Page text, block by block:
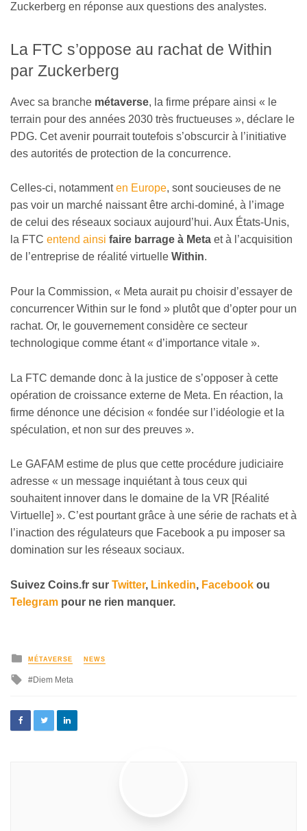
Zuckerberg en réponse aux questions des analystes.
La FTC s’oppose au rachat de Within
par Zuckerberg
Avec sa branche métaverse, la firme prépare ainsi « le
terrain pour des années 2030 très fructueuses », déclare le
PDG. Cet avenir pourrait toutefois s’obscurcir à l’initiative
des autorités de protection de la concurrence.
Celles-ci, notammenten Europe, sont soucieuses de ne
pas voir un marché naissant être archi-dominé, à l’image
de celui des réseaux sociaux aujourd’hui. Aux États-Unis,
la FTC entend ainsi faire barrage à Meta et à l’acquisition
de l’entreprise de réalité virtuelle Within.
Pour la Commission, « Meta aurait pu choisir d’essayer de
concurrencer Within sur le fond » plutôt que d’opter pour un
rachat. Or, le gouvernement considère ce secteur
technologique comme étant « d’importance vitale ».
La FTC demande donc à la justice de s’opposer à cette
opération de croissance externe de Meta. En réaction, la
firme dénonce une décision « fondée sur l’idéologie et la
spéculation, et non sur des preuves ».
Le GAFAM estime de plus que cette procédure judiciaire
adresse « un message inquiétant à tous ceux qui
souhaitent innover dans le domaine de la VR [Réalité
Virtuelle] ». C’est pourtant grâce à une série de rachats et à
l’inaction des régulateurs que Facebook a pu imposer sa
domination sur les réseaux sociaux.
Suivez Coins.fr sur Twitter, Linkedin, Facebook ou
Telegram pour ne rien manquer.
MÉTAVERSE NEWS
Diem Meta